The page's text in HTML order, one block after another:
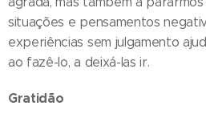
situações e pensamentos
experiências sem julgamento
ao fazê-lo, a deixá-las ir.
Gratidão